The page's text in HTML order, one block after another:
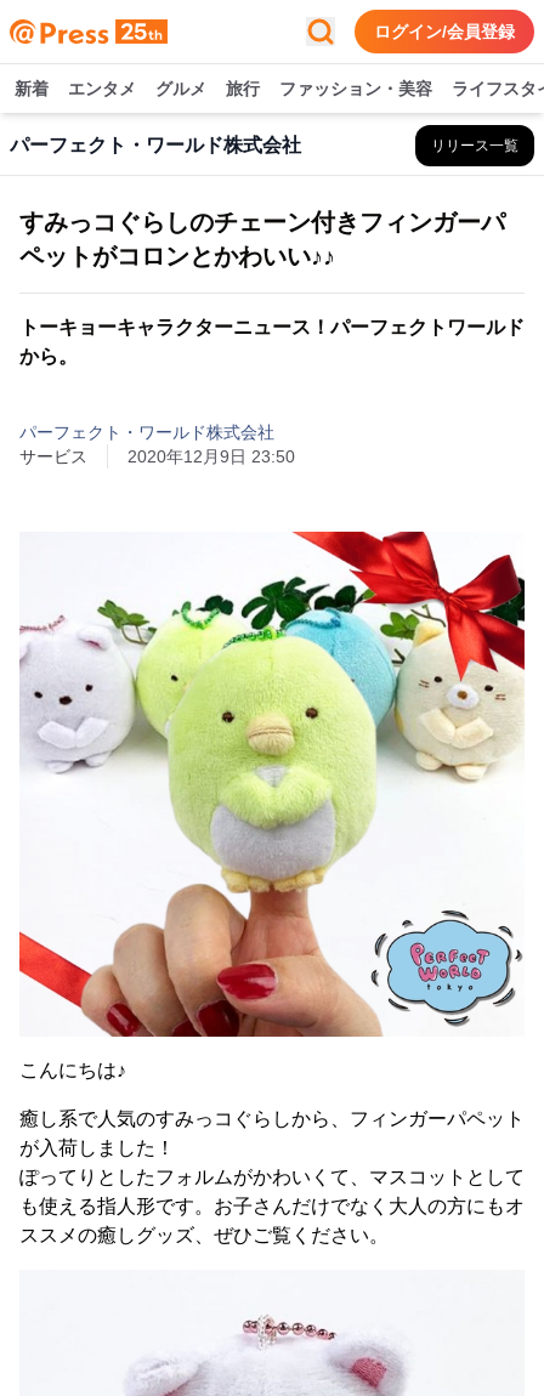
ログイン/会員登録
新着 エンタメ グルメ 旅行 ファッション・美容 ライフスタ
パーフェクト・ワールド株式会社 リリース一覧
すみっコぐらしのチェーン付きフィンガーパ
ペットがコロンとかわいい♪♪
トーキョーキャラクターニュース！パーフェクトワールド
から。
パーフェクト・ワールド株式会社
サービス
2020年12月9日 23:50
こんにちは♪
癒し系で人気のすみっコぐらしから、フィンガーパペット
が入荷しました！
ぽってりとしたフォルムがかわいくて、マスコットとして
も使える指人形です。お子さんだけでなく大人の方にもオ
ススメの癒しグッズ、ぜひご覧ください。